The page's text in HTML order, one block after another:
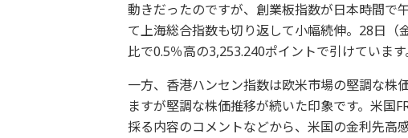
動きだったのですが、創業板指数が日本時間で
て上海総合指数も切り返して小幅続伸。28日
比で0.5％高の3,253.240ポイントで引けています
一方、香港ハンセン指数は欧米市場の堅調な株
ますが堅調な株価推移が続いた印象です。米国
採る内容のコメントなどから、米国の金利先高